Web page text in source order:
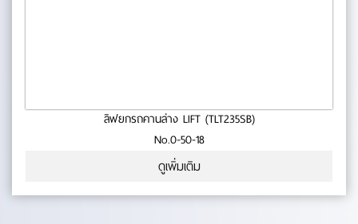
ลิฟยกรถคานล่าง LIFT (TLT235SB)
No.0-50-18
ดูเพิ่มเติม